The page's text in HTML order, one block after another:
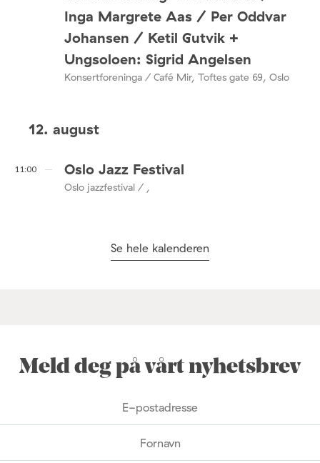
Inga Margrete Aas / Per Oddvar
Johansen / Ketil Gutvik +
Ungsoloen: Sigrid Angelsen
Konsertforeninga / Café Mir, Toftes gate 69, Oslo
12. august
11:00 Oslo Jazz Festival
Oslo jazzfestival / ,
Se hele kalenderen
Meld deg på vårt nyhetsbrev